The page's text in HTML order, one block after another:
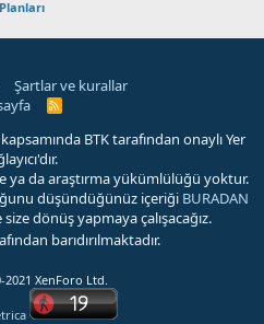
Şartlar ve kurallar
R
S
kapsamında BTK tarafından onaylı Yer
ya da araştırma yükümlülüğü yoktur.
düşündüğünüz içeriği BURADAN
dönüş yapmaya çalışacağız.
barıdırılmaktadır.
2021 XenForo Ltd.